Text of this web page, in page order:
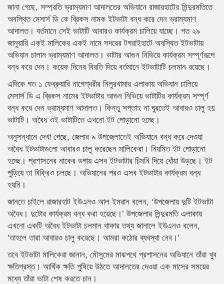
জানা গেছে, সম্প্রতি ভ্রাম্যমাণ আদালতের অভিযানে রাজারহাটের সিন্দুরমতিতে
অবস্থিত মেসার্স ডি কে ব্রিকস নামক ইটভাটা বন্ধ করে দেন ভ্রাম্যমাণ
আদালত। বর্তমানে সেই ভাটাটি আবারও কার্যক্রম চালিয়ে যাচ্ছে। গত ২৯
জানুয়ারি একই মালিকের একই নামে সদরের টগরাইহাটে অবস্থিত ইটভাটায়
অভিযান চালান ভ্রাম্যমাণ আদালত। ভাটার আগুন নিভিয়ে কার্যক্রম সম্পূর্ণরূপে
বন্ধ করে দেন। কয়েক দিনের বিরতি দিয়ে বর্তমানে ইটভাটাটি চলমান রয়েছে।
এদিকে গত ১ ফেব্রুয়ারি নাগেশ্বরীর নিলুরখামার এলাকায় অভিযান চালিয়ে
মেসার্স ডি এ ব্রিকস নামের ইটভাটার আগুন নিভিয়ে ভাটাটির কার্যক্রম সম্পূর্ণ
বন্ধ করে দেন ভ্রাম্যমাণ আদালত। কিন্তু সপ্তাহ না ঘুরতেই আবারও চালু হয়
ভাটাটি। অবৈধ ওই ভাটাটিতে এখনো ইট পোড়ানো হচ্ছে।
অনুসন্ধানে দেখা গেছে, জেলার ৯ উপজেলাতেই অভিযানে বন্ধ করে দেওয়া
অবৈধ ইটভাটাগুলো আবারও চালু করেছেন মালিকেরা। নিয়মিত ইট পোড়ানো
হচ্ছে। প্রশাসনের নাকের ডগায় এসব ইটভাটার চিমনি দিয়ে ধোঁয়া উড়ছে। ইট
পুড়িয়ে তা বিক্রিও চলছে। অভিযানের পরও এসব ইটভাটার কার্যক্রম বন্ধ
হয়নি।
জানতে চাইলে রাজারহাট ইউএনও আল ইমরান বলেন, ‘উপজেলায় দুটি ইটভাটা
অবৈধ। দুটোর কার্যক্রম বন্ধ করা হয়েছে।’ উপজেলার সিন্দুরমতি এলাকায়
এখনো একটি অবৈধ ইটভাটা চলমান থাকার তথ্য জানালে ইউএনও বলেন,
‘তাহলে তারা আবারও চালু করেছে। আমরা কঠোর ব্যবস্থা নেব।’
তবে ইটভাটা মালিকেরা জানান, মৌসুমের মাঝপথে প্রশাসনের অভিযানে তাঁরা খুব
ক্ষতিগ্রস্ত। আর্থিক ক্ষতি পুষিয়ে উঠতে আদালতের দেওয়া এক মাসের সময়ের
মধ্যে তাঁরা ভাটা শেষ করতে চান।